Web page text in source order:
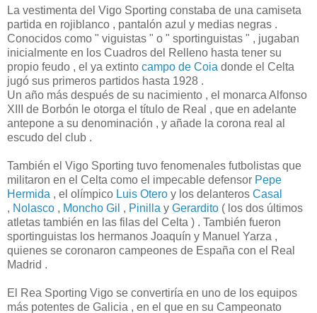
La vestimenta del Vigo Sporting constaba de una camiseta
partida en rojiblanco , pantalón azul y medias negras .
Conocidos como " viguistas " o " sportinguistas " , jugaban
inicialmente en los Cuadros del Relleno hasta tener su
propio feudo , el ya extinto campo de Coia donde el Celta
jugó sus primeros partidos hasta 1928 .
Un año más después de su nacimiento , el monarca Alfonso
XIII de Borbón le otorga el título de Real , que en adelante
antepone a su denominación , y añade la corona real al
escudo del club .
También el Vigo Sporting tuvo fenomenales futbolistas que
militaron en el Celta como el impecable defensor Pepe
Hermida , el olímpico Luis Otero y los delanteros Casal
, Nolasco , Moncho Gil , Pinilla y Gerardito ( los dos últimos
atletas también en las filas del Celta ) . También fueron
sportinguistas los hermanos Joaquín y Manuel Yarza ,
quienes se coronaron campeones de España con el Real
Madrid .
El Rea Sporting Vigo se convertiría en uno de los equipos
más potentes de Galicia , en el que en su Campeonato